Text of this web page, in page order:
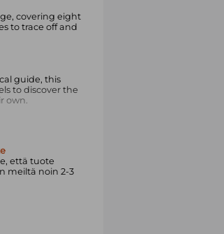
covering eight
to trace off and
guide, this
to discover the
own.
Toninero,
että tuote
meiltä noin 2-3